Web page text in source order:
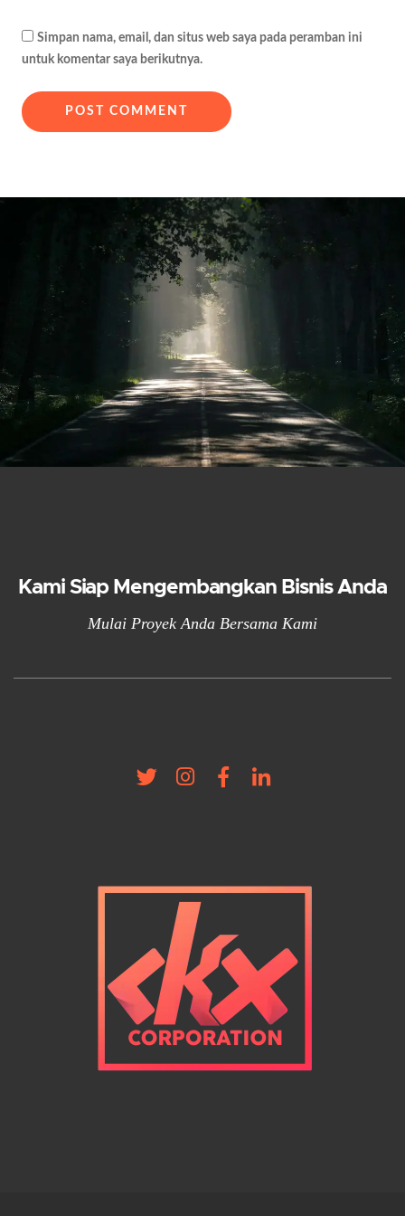
Simpan nama, email, dan situs web saya pada peramban ini
untuk komentar saya berikutnya.
Kami Siap Mengembangkan Bisnis Anda
Mulai Proyek Anda Bersama Kami